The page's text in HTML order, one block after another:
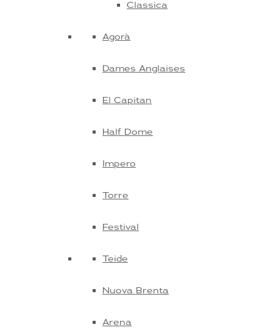
Classica
Agorà
Dames Anglaises
El Capitan
Half Dome
Impero
Torre
Festival
Teide
Nuova Brenta
Arena